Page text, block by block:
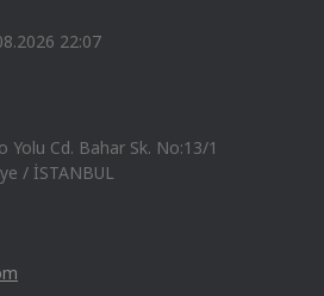
22:07
Yolu Cd. Bahar Sk. No:13/1
/ İSTANBUL